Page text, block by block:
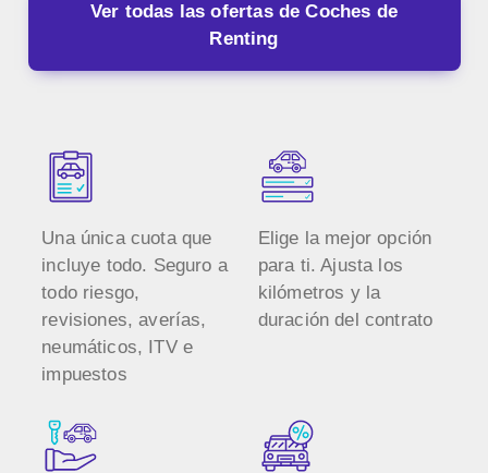
Ver todas las ofertas de Coches de
Renting
Una única cuota que
incluye todo. Seguro a
todo riesgo,
revisiones, averías,
neumáticos, ITV e
impuestos
Elige la mejor opción
para ti. Ajusta los
kilómetros y la
duración del contrato